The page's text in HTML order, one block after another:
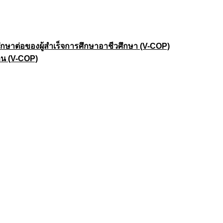
าต่อของผู้สำเร็จการศึกษาอาชีวศึกษา (V-COP)
(V-COP)